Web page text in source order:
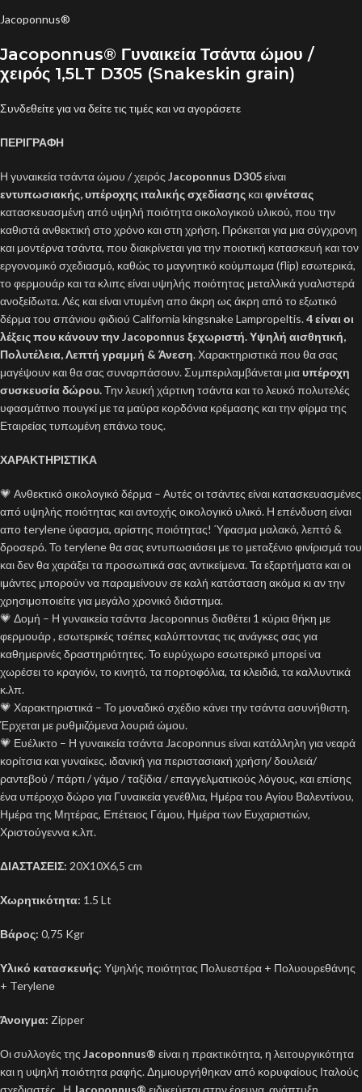
Jacoponnus®
Jacoponnus® Γυναικεία Τσάντα ώμου /
χειρός 1,5LT D305 (Snakeskin grain)
Συνδεθείτε για να δείτε τις τιμές και να αγοράσετε
ΠΕΡΙΓΡΑΦΗ
Η γυναικεία τσάντα ώμου / χειρός Jacoponnus D305είναι
εντυπωσιακής, υπέροχης ιταλικής σχεδίασης καιφινέτσας
κατασκευασμένη από υψηλή ποιότητα οικολογικού υλικού, που την
καθιστά ανθεκτική στο χρόνο και στη χρήση. Πρόκειται για μια σύγχρονη
και μοντέρνα τσάντα, που διακρίνεται για την ποιοτική κατασκευή και τον
εργονομικό σχεδιασμό, καθώς το μαγνητικό κούμπωμα (flip) εσωτερικά,
το φερμουάρ και τα κλιπς είναι υψηλής ποιότητας μεταλλικά γυαλιστερά
ανοξείδωτα. Λές και είναι ντυμένη απο άκρη ως άκρη από το εξωτικό
δέρμα του σπάνιου φιδιού California kingsnake Lampropeltis.4 είναι οι
λέξεις που κάνουν την Jacoponnus ξεχωριστή. Υψηλή αισθητική,
Πολυτέλεια, Λεπτή γραμμή & Άνεση. Χαρακτηριστικά που θα σας
μαγέψουν και θα σας συναρπάσουν. Συμπεριλαμβάνεται μια υπέροχη
συσκευσία δώρου.Την λευκή χάρτινη τσάντα και το λευκό πολυτελές
υφασμάτινο πουγκί με τα μαύρα κορδόνια κρέμασης και την φίρμα της
Εταιρείας τυπωμένη επάνω τους.
ΧΑΡΑΚΤΗΡΙΣΤΙΚΑ
💗 Ανθεκτικό οικολογικό δέρμα – Αυτές οι τσάντες είναι κατασκευασμένες
από υψηλής ποιότητας και αντοχής οικολογικό υλικό. Η επένδυση είναι
απο terylene ύφασμα, αρίστης ποιότητας! Ύφασμα μαλακό, λεπτό &
δροσερό. Το terylene θα σας εντυπωσιάσει με το μεταξένιο φινίρισμά του
και δεν θα χαράξει τα προσωπικά σας αντικείμενα. Τα εξαρτήματα και οι
ιμάντες μπορούν να παραμείνουν σε καλή κατάσταση ακόμα κι αν την
χρησιμοποιείτε για μεγάλο χρονικό διάστημα.
💗 Δομή – Η γυναικεία τσάντα Jacoponnus διαθέτει 1 κύρια θήκη με
φερμουάρ , εσωτερικές τσέπες καλύπτοντας τις ανάγκες σας για
καθημερινές δραστηριότητες. Το ευρύχωρο εσωτερικό μπορεί να
χωρέσει το κραγιόν, το κινητό, τα πορτοφόλια, τα κλειδιά, τα καλλυντικά
κ.λπ.
💗 Χαρακτηριστικά – Το μοναδικό σχέδιο κάνει την τσάντα ασυνήθιστη.
Έρχεται με ρυθμιζόμενα λουριά ώμου.
💗 Ευέλικτο – Η γυναικεία τσάντα Jacoponnus είναι κατάλληλη για νεαρά
κορίτσια και γυναίκες. ιδανική για περιστασιακή χρήση/ δουλειά/
ραντεβού / πάρτι / γάμο / ταξίδια / επαγγελματικούς λόγους, και επίσης
ένα υπέροχο δώρο για Γυναικεία γενέθλια, Ημέρα του Αγίου Βαλεντίνου,
Ημέρα της Μητέρας, Επέτειος Γάμου, Ημέρα των Ευχαριστιών,
Χριστούγεννα κ.λπ.
ΔΙΑΣΤΑΣΕΙΣ: 20X10X6,5 cm
Χωρητικότητα: 1.5 Lt
Βάρος: 0,75 Kgr
Υλικό κατασκευής: Υψηλής ποιότητας Πολυεστέρα + Πολυουρεθάνης
+ Terylene
Άνοιγμα: Zipper
Οι συλλογές της Jacoponnus® είναι η πρακτικότητα, η λειτουργικότητα
και η υψηλή ποιότητα ραφής. Δημιουργήθηκαν από κορυφαίους Ιταλούς
σχεδιαστές . Η Jacoponnus® ειδικεύεται στην έρευνα, ανάπτυξη,